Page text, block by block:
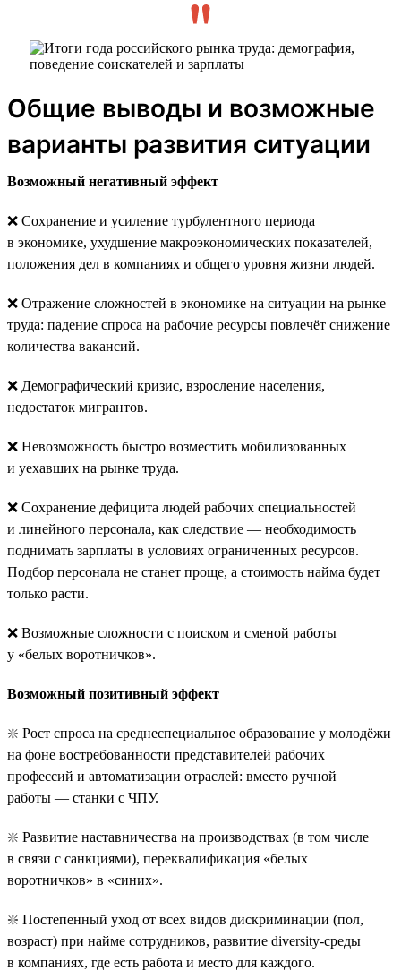
Общие выводы и возможные
варианты развития ситуации
Возможный негативный эффект
❌ Сохранение и усиление турбулентного периода
в экономике, ухудшение макроэкономических показателей,
положения дел в компаниях и общего уровня жизни людей.
❌ Отражение сложностей в экономике на ситуации на рынке
труда: падение спроса на рабочие ресурсы повлечёт снижение
количества вакансий.
❌ Демографический кризис, взросление населения,
недостаток мигрантов.
❌ Невозможность быстро возместить мобилизованных
и уехавших на рынке труда.
❌ Сохранение дефицита людей рабочих специальностей
и линейного персонала, как следствие — необходимость
поднимать зарплаты в условиях ограниченных ресурсов.
Подбор персонала не станет проще, а стоимость найма будет
только расти.
❌ Возможные сложности с поиском и сменой работы
у «белых воротничков».
Возможный позитивный эффект
❇️ Рост спроса на среднеспециальное образование у молодёжи
на фоне востребованности представителей рабочих
профессий и автоматизации отраслей: вместо ручной
работы — станки с ЧПУ.
❇️ Развитие наставничества на производствах (в том числе
в связи с санкциями), переквалификация «белых
воротничков» в «синих».
❇️ Постепенный уход от всех видов дискриминации (пол,
возраст) при найме сотрудников, развитие diversity-среды
в компаниях, где есть работа и место для каждого.